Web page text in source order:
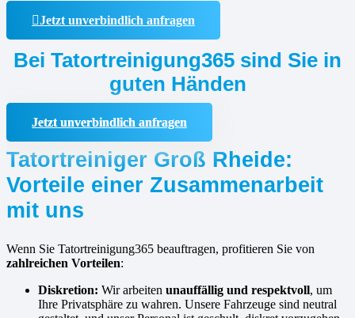
Jetzt unverbindlich anfragen
Bei Tatortreinigung365 sind Sie in
guten Händen
Jetzt unverbindlich anfragen
Tatortreiniger Groß Rheide:
Vorteile einer Zusammenarbeit
mit uns
Wenn Sie Tatortreinigung365 beauftragen, profitieren Sie von
zahlreichen Vorteilen:
Diskretion: Wir arbeiten unauffällig und respektvoll, um
Ihre Privatsphäre zu wahren. Unsere Fahrzeuge sind neutral